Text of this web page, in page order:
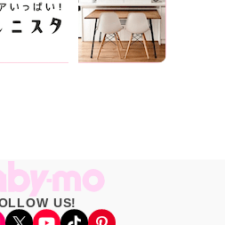
US!
X YouTube TikTok Pinterest